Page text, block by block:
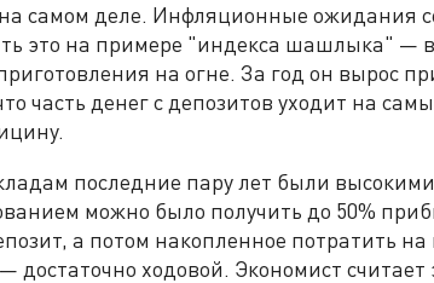
самом деле. Инфляционные ожидания
это на примере "индекса шашлыка" —
на огне. За год он вырос
часть денег с депозитов уходит на
последние пару лет были
можно было получить до 50%
а потом накопленное потратить
достаточно ходовой. Экономист считает